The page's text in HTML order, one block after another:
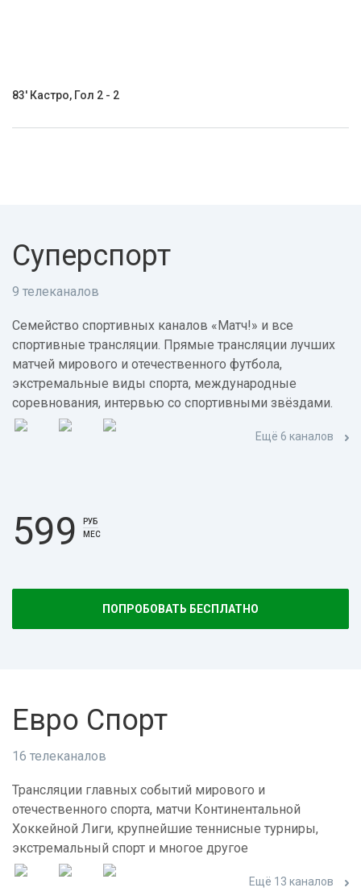
83' Кастро, Гол 2 - 2
Суперспорт
9 телеканалов
Семейство спортивных каналов «Матч!» и все
спортивные трансляции. Прямые трансляции лучших
матчей мирового и отечественного футбола,
экстремальные виды спорта, международные
соревнования, интервью со спортивными звёздами.
Ещё 6 каналов
599
РУБ
МЕС
ПОПРОБОВАТЬ БЕСПЛАТНО
Евро Спорт
16 телеканалов
Трансляции главных событий мирового и
отечественного спорта, матчи Континентальной
Хоккейной Лиги, крупнейшие теннисные турниры,
экстремальный спорт и многое другое
Ещё 13 каналов